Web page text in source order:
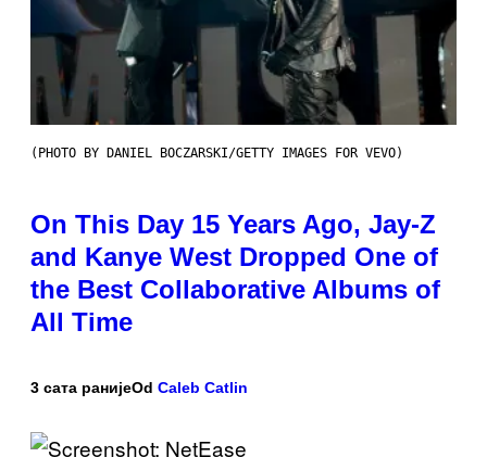
(PHOTO BY DANIEL BOCZARSKI/GETTY IMAGES FOR VEVO)
On This Day 15 Years Ago, Jay-Z
and Kanye West Dropped One of
the Best Collaborative Albums of
All Time
3 сата ранијеOd Caleb Catlin